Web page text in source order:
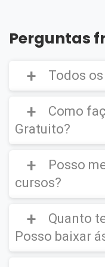
Perguntas
Todos
Curso
Certificado
enviado
Como
Gratuito?
CLIQUE
efetuar a
Posso
cursos?
Você
cursos
Quanto
Posso baixar